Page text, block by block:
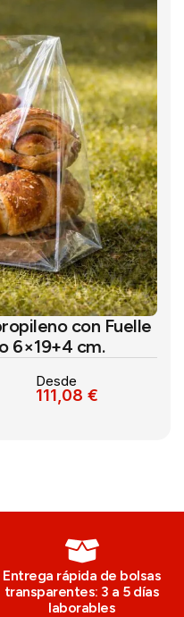
con Fuelle
6×19+4 cm.
Desde
111,08€
Entrega rápida de bolsas
transparentes: 3 a 5 días
laborables